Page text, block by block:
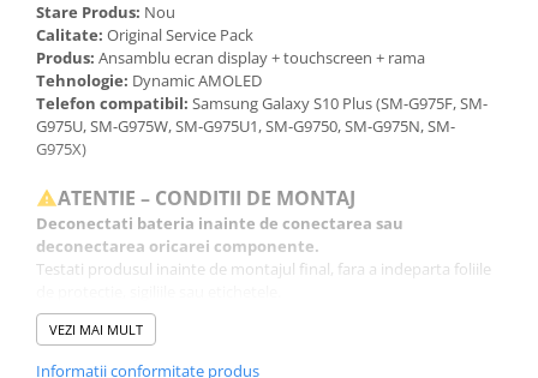
Stare Produs: Nou
Calitate: Original Service Pack
Produs: Ansamblu ecran display + touchscreen + rama
Tehnologie: Dynamic AMOLED
Telefon compatibil: Samsung Galaxy S10 Plus (SM-G975F, SM-
G975U, SM-G975W, SM-G975U1, SM-G9750, SM-G975N, SM-
G975X)
ATENTIE – CONDITII DE MONTAJ
Deconectati bateria inainte de conectarea sau
deconectarea oricarei componente.
Testati produsul inainte de montajul final, fara a indeparta foliile
Inlocuirea componentelor interne este un proces delicat si
necesita cunostinte si echipamente specifice domeniului
reparatiilor GSM.
VEZI MAI MULT
Informatii conformitate produs